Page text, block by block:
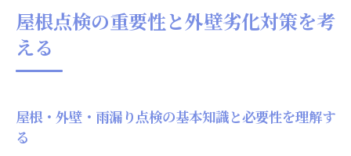
屋根・外壁・雨漏りのトラブルを未然に防
屋根・外壁・雨漏り対策を始めるべきタイ
屋根点検の重要性と外壁劣化対策を考
える
屋根・外壁・雨漏り点検の基本知識と必要性を理解す
る